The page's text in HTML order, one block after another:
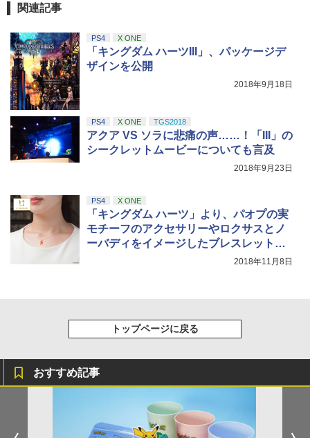
関連記事
PS4 X ONE
「キングダム ハーツIII」、パッケージデ
ザインを公開
2018年9月18日
PS4 X ONE TGS2018
アクア VS ソラに悲痛の声……！「III」の
シークレットムービーについても言及
2018年9月23日
PS4 X ONE
「キングダム ハーツ」より、パオプの実
モチーフのアクセサリーやロクサスとノ
ーバディをイメージしたブレスレットの
2018年11月8日
トップページに戻る
おすすめ記事